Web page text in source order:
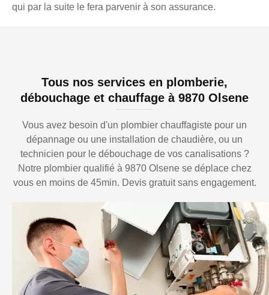
qui par la suite le fera parvenir à son assurance.
Tous nos services en plomberie,
débouchage et chauffage à 9870 Olsene
Vous avez besoin d'un plombier chauffagiste pour un
dépannage ou une installation de chaudière, ou un
technicien pour le débouchage de vos canalisations ?
Notre plombier qualifié à 9870 Olsene se déplace chez
vous en moins de 45min. Devis gratuit sans engagement.